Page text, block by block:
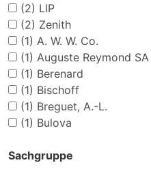
(2) LIP
(2) Zenith
(1) A. W. W. Co.
(1) Auguste Reymond SA
(1) Berenard
(1) Bischoff
(1) Breguet, A.-L.
(1) Bulova
Sachgruppe